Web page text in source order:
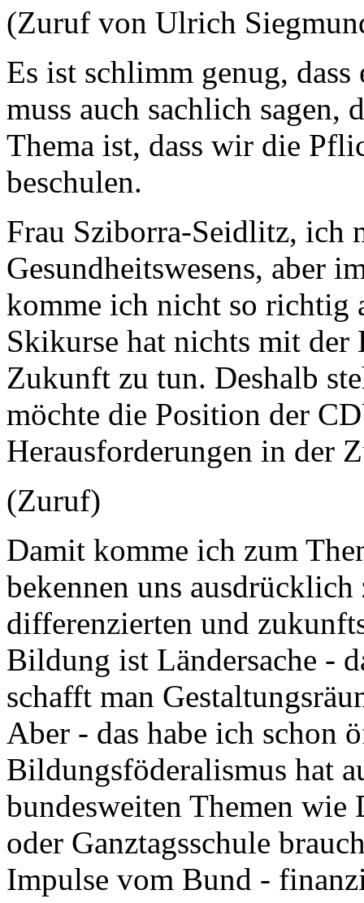
(Zuruf von Ulrich
Es ist schlimm genug,
muss auch sachlich sagen,
Thema ist, dass wir die
beschulen.
Frau Sziborra-Seidlitz, ich
Gesundheitswesens, aber
komme ich nicht so richtig
Skikurse hat nichts mit
Zukunft zu tun. Deshalb
möchte die Position der
Herausforderungen in der
(Zuruf)
Damit komme ich zum
bekennen uns
differenzierten und
Bildung ist Ländersache -
schafft man
Aber - das habe ich schon
Bildungsföderalismus hat
bundesweiten Themen
oder Ganztagsschule
Impulse vom Bund -